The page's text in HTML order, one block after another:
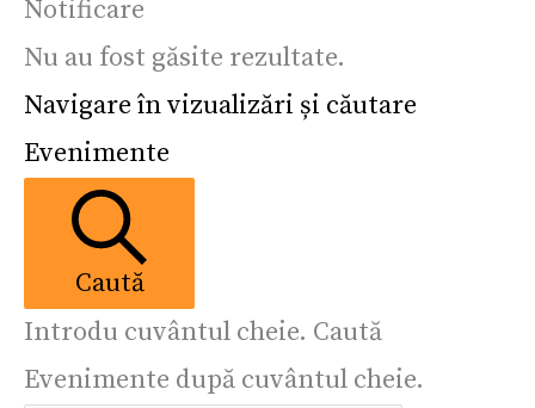
Notificare
Nu au fost găsite rezultate.
Navigare în vizualizări și căutare
Evenimente
Caută
Introdu cuvântul cheie. Caută
Evenimente după cuvântul cheie.